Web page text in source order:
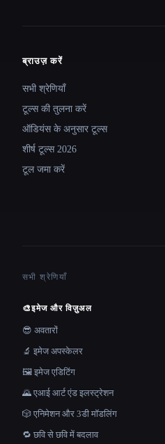
Site navigation
ब्राउज़ करें
सभी श्रेणियाँ
टूल्स की तुलना करें
ऑडियंस के अनुसार टूल्स
शीर्ष टूल्स 2026
टूल जमा करें
सभी श्रेणियाँ
🎨इमेज और विज़ुअल
😎 अवतारों
🔬 इमेज अपस्केलर
🖼️ इमेज एडिटिंग
🌄 एआई आर्ट एंड इलस्ट्रेशन
🎲 एनिमेशन और 3डी मॉडलिंग
🔁 छवि से छवि में बदलाव